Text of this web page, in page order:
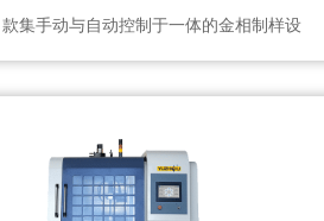
款集手动与自动控制于一体的金相制样设
备，适用于···